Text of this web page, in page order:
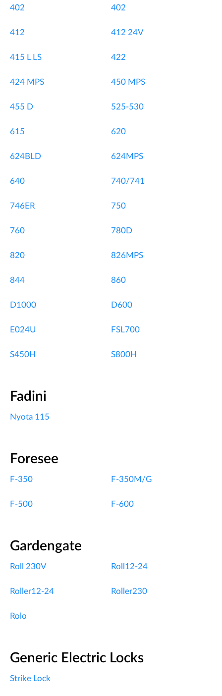
402 402
412 412 24V
415 L LS 422
424 MPS 450 MPS
455 D 525-530
615 620
624BLD 624MPS
640 740/741
746ER 750
760 780D
820 826MPS
844 860
D1000 D600
E024U FSL700
S450H S800H
Fadini
Nyota 115
Foresee
F-350 F-350M/G
F-500 F-600
Gardengate
Roll 230V Roll12-24
Roller12-24 Roller230
Rolo
Generic Electric Locks
Strike Lock